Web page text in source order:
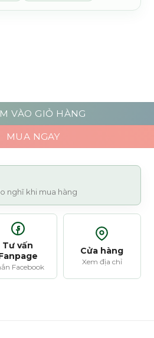
du Maroc - 100ml số lượng
VÀO GIỎ HÀNG
MUA NGAY
nghĩ khi mua hàng
Tư vấn
Facebook
Cửa hàng
Xem địa chỉ